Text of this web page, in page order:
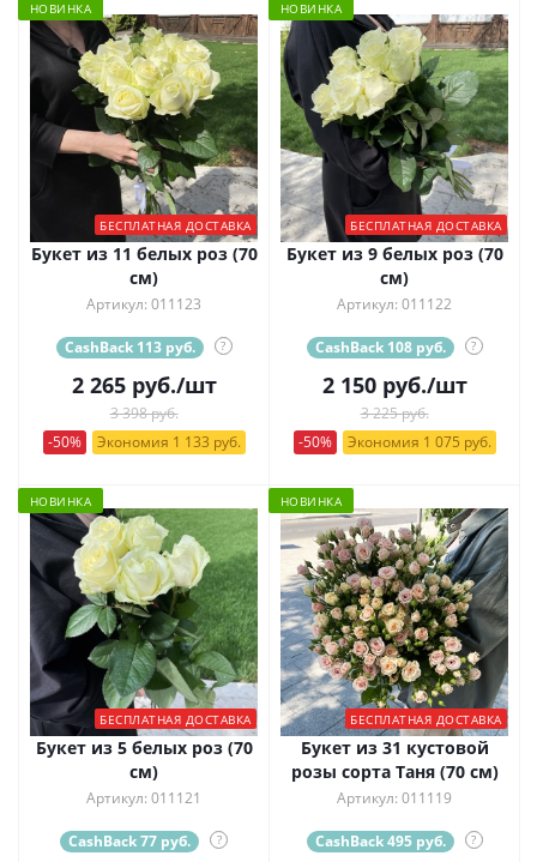
НОВИНКА
БЕСПЛАТНАЯ ДОСТАВКА
Букет из 11 белых роз (70
см)
Артикул: 011123
CashBack 113 руб. ?
2 265руб./шт
3 398 руб.
-50%
Экономия 1 133 руб.
НОВИНКА
БЕСПЛАТНАЯ ДОСТАВКА
Букет из 9 белых роз (70
см)
Артикул: 011122
CashBack 108 руб. ?
2 150руб./шт
3 225 руб.
-50%
Экономия 1 075 руб.
НОВИНКА
БЕСПЛАТНАЯ ДОСТАВКА
Букет из 5 белых роз (70
см)
Артикул: 011121
CashBack 77 руб. ?
НОВИНКА
БЕСПЛАТНАЯ ДОСТАВКА
Букет из 31 кустовой
розы сорта Таня (70 см)
Артикул: 011119
CashBack 495 руб. ?